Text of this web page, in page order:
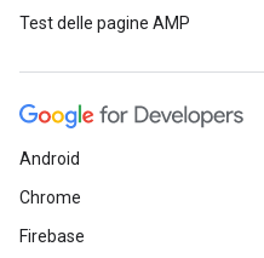
Test delle pagine AMP
Android
Chrome
Firebase